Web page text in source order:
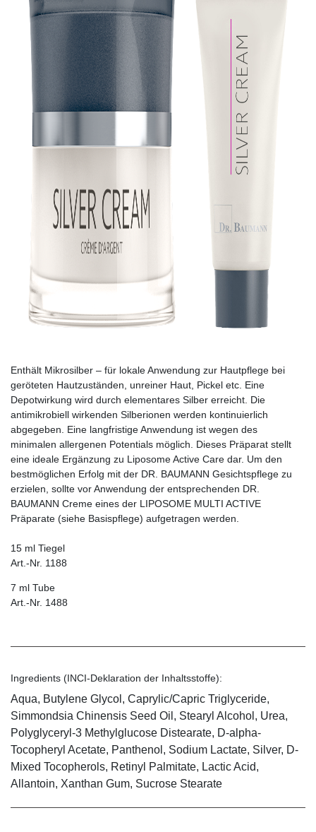
Enthält Mikrosilber – für lokale Anwendung zur Hautpflege bei
geröteten Hautzuständen, unreiner Haut, Pickel etc. Eine
Depotwirkung wird durch elementares Silber erreicht. Die
antimikrobiell wirkenden Silberionen werden kontinuierlich
abgegeben. Eine langfristige Anwendung ist wegen des
minimalen allergenen Potentials möglich. Dieses Präparat stellt
eine ideale Ergänzung zu Liposome Active Care dar. Um den
bestmöglichen Erfolg mit der DR. BAUMANN Gesichtspflege zu
erzielen, sollte vor Anwendung der entsprechenden DR.
BAUMANN Creme eines der LIPOSOME MULTI ACTIVE
Präparate (siehe Basispflege) aufgetragen werden.
15 ml Tiegel
Art.-Nr. 1188
7 ml Tube
Art.-Nr. 1488
Ingredients (INCI-Deklaration der Inhaltsstoffe):
Aqua, Butylene Glycol, Caprylic/Capric Triglyceride,
Simmondsia Chinensis Seed Oil, Stearyl Alcohol, Urea,
Polyglyceryl-3 Methylglucose Distearate, D-alpha-
Tocopheryl Acetate, Panthenol, Sodium Lactate, Silver, D-
Mixed Tocopherols, Retinyl Palmitate, Lactic Acid,
Allantoin, Xanthan Gum, Sucrose Stearate